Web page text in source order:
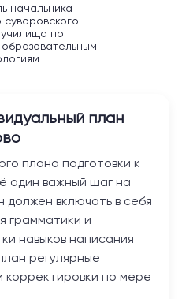
начальника
суворовского
по
план
плана подготовки к
один важный шаг на
должен включать в себя
грамматики и
навыков написания
регулярные
корректировки по мере